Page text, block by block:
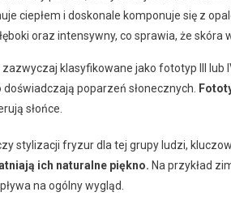
ciepłem i doskonale komponuje się z
oraz intensywny, co sprawia, że skóra
klasyfikowane jako fototyp III lub
poparzeń słonecznych.
słońce.
stylizacji fryzur dla tej grupy ludzi,
ich naturalne piękno. Na przykład
na ogólny wygląd.